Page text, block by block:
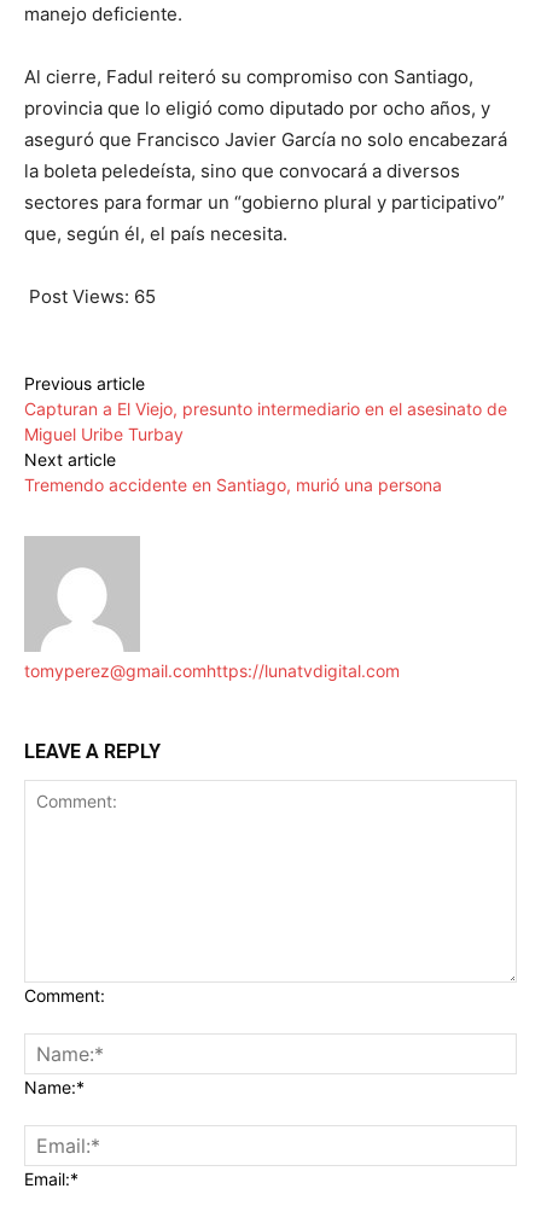
manejo deficiente.
Al cierre, Fadul reiteró su compromiso con Santiago,
provincia que lo eligió como diputado por ocho años, y
aseguró que Francisco Javier García no solo encabezará
la boleta peledeísta, sino que convocará a diversos
sectores para formar un “gobierno plural y participativo”
que, según él, el país necesita.
Post Views: 65
Previous article
Capturan a El Viejo, presunto intermediario en el asesinato de
Miguel Uribe Turbay
Next article
Tremendo accidente en Santiago, murió una persona
tomyperez@gmail.comhttps://lunatvdigital.com
LEAVE A REPLY
Comment:
Name:*
Email:*